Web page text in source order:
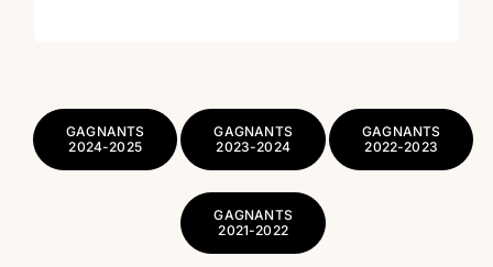
GAGNANTS
2024-2025
GAGNANTS
2023-2024
GAGNANTS
2022-2023
GAGNANTS
2021-2022